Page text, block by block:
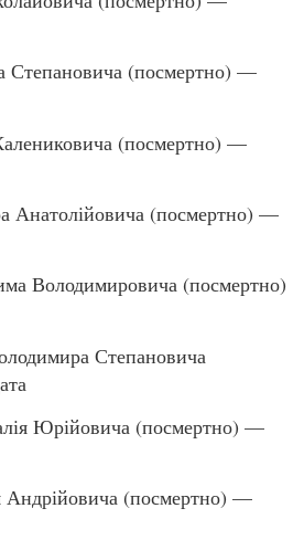
(посмертно) —
(посмертно) —
(посмертно) —
Володимировича (посмертно)
Степановича
Юрійовича (посмертно) —
(посмертно) —